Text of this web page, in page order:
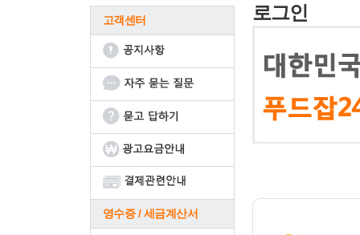
고객센터
영수증 / 세금계산서
로그인